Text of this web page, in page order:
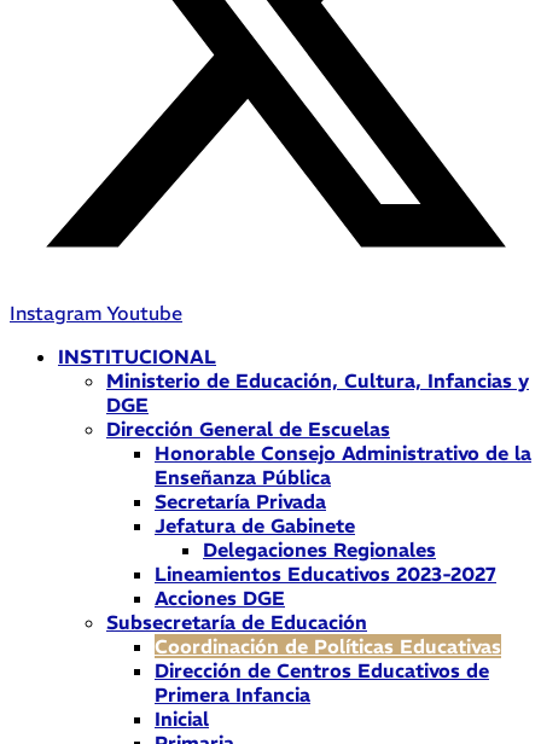
Instagram Youtube
INSTITUCIONAL
Ministerio de Educación, Cultura, Infancias y
DGE
Dirección General de Escuelas
Honorable Consejo Administrativo de la
Enseñanza Pública
Secretaría Privada
Jefatura de Gabinete
Delegaciones Regionales
Lineamientos Educativos 2023-2027
Acciones DGE
Subsecretaría de Educación
Coordinación de Políticas Educativas
Dirección de Centros Educativos de
Primera Infancia
Inicial